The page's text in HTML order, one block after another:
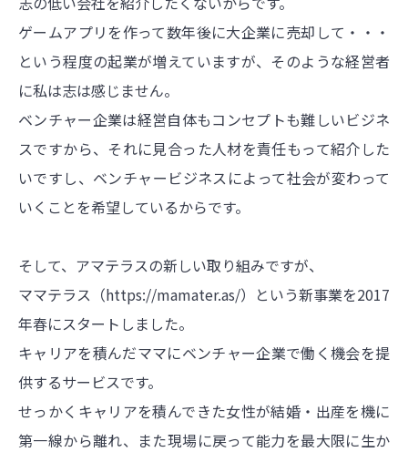
ゲームアプリを作って数年後に大企業に売却して・・・
という程度の起業が増えていますが、そのような経営者
に私は志は感じません。
ベンチャー企業は経営自体もコンセプトも難しいビジネ
スですから、それに見合った人材を責任もって紹介した
いですし、ベンチャービジネスによって社会が変わって
いくことを希望しているからです。
そして、アマテラスの新しい取り組みですが、
ママテラス（https://mamater.as/）という新事業を2017
年春にスタートしました。
キャリアを積んだママにベンチャー企業で働く機会を提
供するサービスです。
せっかくキャリアを積んできた女性が結婚・出産を機に
第一線から離れ、また現場に戻って能力を最大限に生か